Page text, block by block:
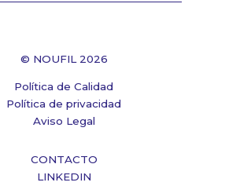
© NOUFIL 2026
Política de Calidad
Política de privacidad
Aviso Legal
CONTACTO
LINKEDIN